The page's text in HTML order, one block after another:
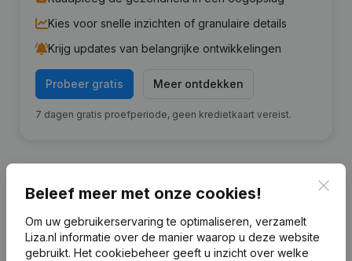
Kies voor snelle inzichten of granulaire details
Krijg updates van belangrijke ontwikkelingen
Probeer gratis Meer ontdekken
7 dagen gratis proefperiode, geen kredietkaart vereist.
Financiële gegevens van Kersten-
Janssen
Beleef meer met onze cookies!
Om uw gebruikerservaring te optimaliseren, verzamelt
Liza.nl informatie over de manier waarop u deze website
gebruikt. Het cookiebeheer geeft u inzicht over welke